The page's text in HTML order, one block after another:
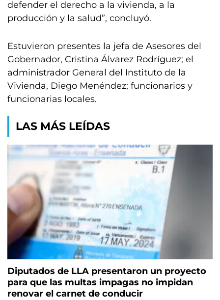
defender el derecho a la vivienda, a la
producción y la salud”, concluyó.
Estuvieron presentes la jefa de Asesores del
Gobernador, Cristina Álvarez Rodríguez; el
administrador General del Instituto de la
Vivienda, Diego Menéndez; funcionarios y
funcionarias locales.
LAS MÁS LEÍDAS
Diputados de LLA presentaron un proyecto
para que las multas impagas no impidan
renovar el carnet de conducir